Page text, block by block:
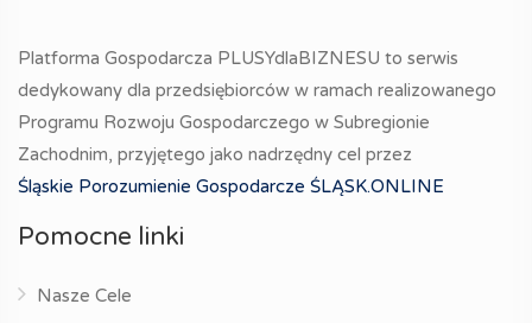
Platforma Gospodarcza PLUSYdlaBIZNESU to serwis
dedykowany dla przedsiębiorców w ramach realizowanego
Programu Rozwoju Gospodarczego w Subregionie
Zachodnim, przyjętego jako nadrzędny cel przez
Śląskie Porozumienie Gospodarcze ŚLĄSK.ONLINE
Pomocne linki
Nasze Cele